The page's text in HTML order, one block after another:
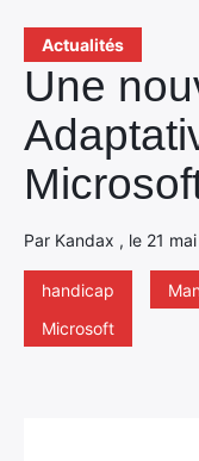
Actualités
Une
Par Kandax , le 21
handicap
Microsoft